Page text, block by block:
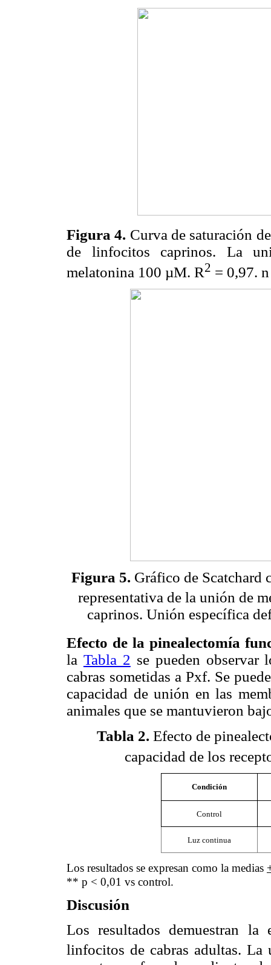
Figura 4. Curva de saturación
de linfocitos caprinos. La
melatonina 100 µM. R2 = 0,97.
Figura 5. Gráfico de Scatchard
representativa de la unión de
caprinos. Unión específica
Efecto de la pinealectomía
la Tabla 2 se pueden observar
cabras sometidas a Pxf. Se
capacidad de unión en las
animales que se mantuvieron
Tabla 2. Efecto de
capacidad de los
Condición
Control
Luz continua
Los resultados se expresan como la medias
** p < 0,01 vs control.
Discusión
Los resultados demuestran
linfocitos de cabras adultas.